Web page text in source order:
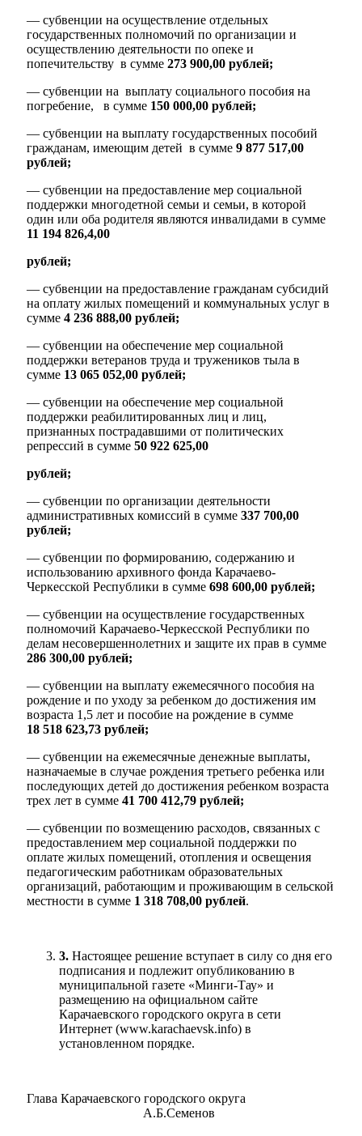
— субвенции на осуществление отдельных
государственных полномочий по организации и
осуществлению деятельности по опеке и
попечительству в сумме 273 900,00 рублей;
— субвенции на выплату социального пособия на
погребение, в сумме 150 000,00 рублей;
— субвенции на выплату государственных пособий
гражданам, имеющим детей в сумме 9 877 517,00
рублей;
— субвенции на предоставление мер социальной
поддержки многодетной семьи и семьи, в которой
один или оба родителя являются инвалидами в сумме
11 194 826,4,00
рублей;
— субвенции на предоставление гражданам субсидий
на оплату жилых помещений и коммунальных услуг в
сумме 4 236 888,00 рублей;
— субвенции на обеспечение мер социальной
поддержки ветеранов труда и тружеников тыла в
сумме 13 065 052,00 рублей;
— субвенции на обеспечение мер социальной
поддержки реабилитированных лиц и лиц,
признанных пострадавшими от политических
репрессий в сумме 50 922 625,00
рублей;
— субвенции по организации деятельности
административных комиссий в сумме 337 700,00
рублей;
— субвенции по формированию, содержанию и
использованию архивного фонда Карачаево-
Черкесской Республики в сумме 698 600,00 рублей;
— субвенции на осуществление государственных
полномочий Карачаево-Черкесской Республики по
делам несовершеннолетних и защите их прав в сумме
286 300,00 рублей;
— субвенции на выплату ежемесячного пособия на
рождение и по уходу за ребенком до достижения им
возраста 1,5 лет и пособие на рождение в сумме
18 518 623,73 рублей;
— субвенции на ежемесячные денежные выплаты,
назначаемые в случае рождения третьего ребенка или
последующих детей до достижения ребенком возраста
трех лет в сумме 41 700 412,79 рублей;
— субвенции по возмещению расходов, связанных с
предоставлением мер социальной поддержки по
оплате жилых помещений, отопления и освещения
педагогическим работникам образовательных
организаций, работающим и проживающим в сельской
местности в сумме 1 318 708,00 рублей.
3. Настоящее решение вступает в силу со дня его
подписания и подлежит опубликованию в
муниципальной газете «Минги-Тау» и
размещению на официальном сайте
Карачаевского городского округа в сети
Интернет (www.karachaevsk.info) в
установленном порядке.
Глава Карачаевского городского округа
А.Б.Семенов
Об округе